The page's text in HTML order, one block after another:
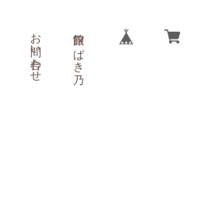
お問い合わせ 旅館 つばき乃